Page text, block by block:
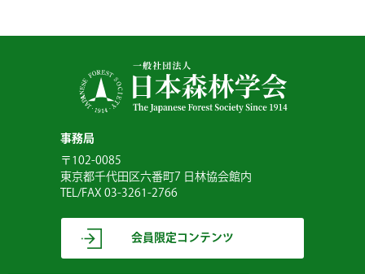
事務局
〒102-0085
東京都千代田区六番町7 日林協会館内
TEL/FAX 03-3261-2766
会員限定コンテンツ